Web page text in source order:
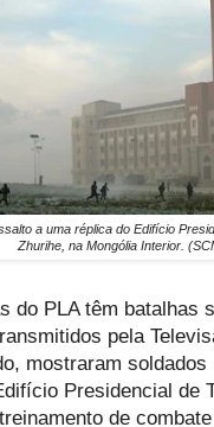
a uma réplica do Edifício
Zhurihe, na Mongólia Interior.
do PLA têm batalhas
pela
mostraram
Presidencial de
de